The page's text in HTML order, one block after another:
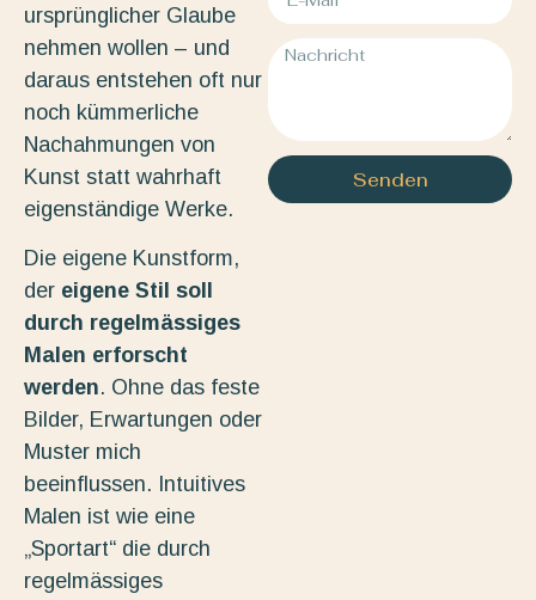
ursprünglicher Glaube
nehmen wollen – und
daraus entstehen oft nur
noch kümmerliche
Nachahmungen von
Kunst statt wahrhaft
eigenständige Werke.
Die eigene Kunstform,
der eigene Stil soll
durch regelmässiges
Malen erforscht
werden. Ohne das feste
Bilder, Erwartungen oder
Muster mich
beeinflussen. Intuitives
Malen ist wie eine
„Sportart“ die durch
regelmässiges
Senden